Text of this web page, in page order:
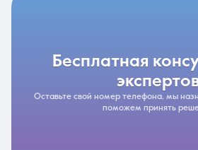
бесплатная консультация
Оставьте свой номер телефона, мы
поможем принять